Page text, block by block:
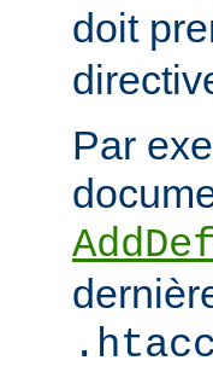
doit
Par